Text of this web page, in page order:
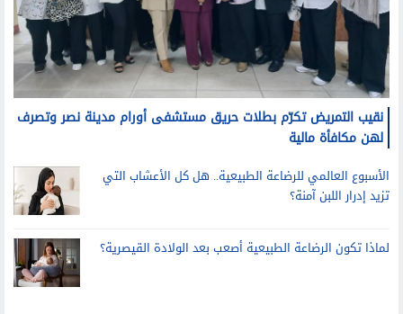
نقيب التمريض تكرّم بطلات حريق مستشفى أورام مدينة نصر وتصرف
لهن مكافأة مالية
الأسبوع العالمي للرضاعة الطبيعية.. هل كل الأعشاب التي
تزيد إدرار اللبن آمنة؟
لماذا تكون الرضاعة الطبيعية أصعب بعد الولادة القيصرية؟